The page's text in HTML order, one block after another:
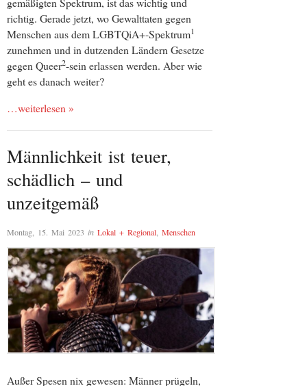
richtig. Gerade jetzt, wo Gewalttaten gegen
Menschen aus dem LGBTQiA+-Spektrum1
zunehmen und in dutzenden Ländern Gesetze
gegen Queer2-sein erlassen werden. Aber wie
geht es danach weiter?
…weiterlesen »
Männlichkeit ist teuer,
schädlich – und
unzeitgemäß
Montag, 15. Mai 2023 in Lokal + Regional, Menschen
Außer Spesen nix gewesen: Männer prügeln,